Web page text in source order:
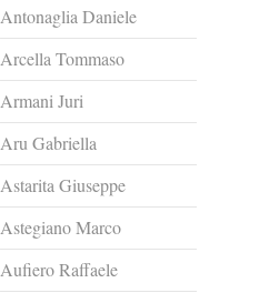
Antonaglia Daniele
Arcella Tommaso
Armani Juri
Aru Gabriella
Astarita Giuseppe
Astegiano Marco
Aufiero Raffaele